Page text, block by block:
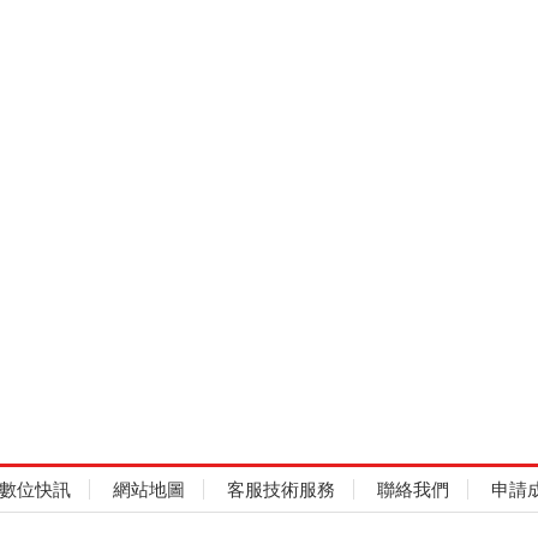
數位快訊 網站地圖 客服技術服務 聯絡我們 申請